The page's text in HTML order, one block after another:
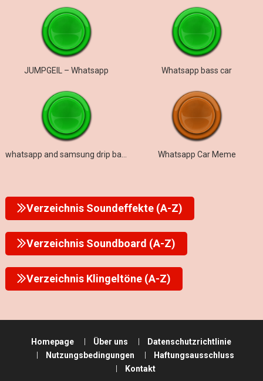
JUMPGEIL – Whatsapp Whatsapp bass car
Whatsapp Car Meme
Verzeichnis Soundeffekte (A-Z)
Verzeichnis Soundboard (A-Z)
Verzeichnis Klingeltöne (A-Z)
Homepage Über uns
Datenschutzrichtlinie
Nutzungsbedingungen
Haftungsausschluss
Kontakt